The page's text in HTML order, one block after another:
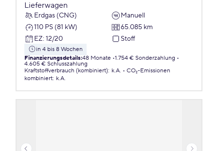
Lieferwagen
Erdgas (CNG)
Manuell
110 PS (81 kW)
65.085 km
EZ: 12/20 Stoff
in 4 bis 8 Wochen
Finanzierungsdetails:48 Monate 1.754 € Sonderzahlung
4.605 € Schlusszahlung
Kraftstoffverbrauch (kombiniert): k.A.
CO₂-Emissionen
kombiniert: k.A.